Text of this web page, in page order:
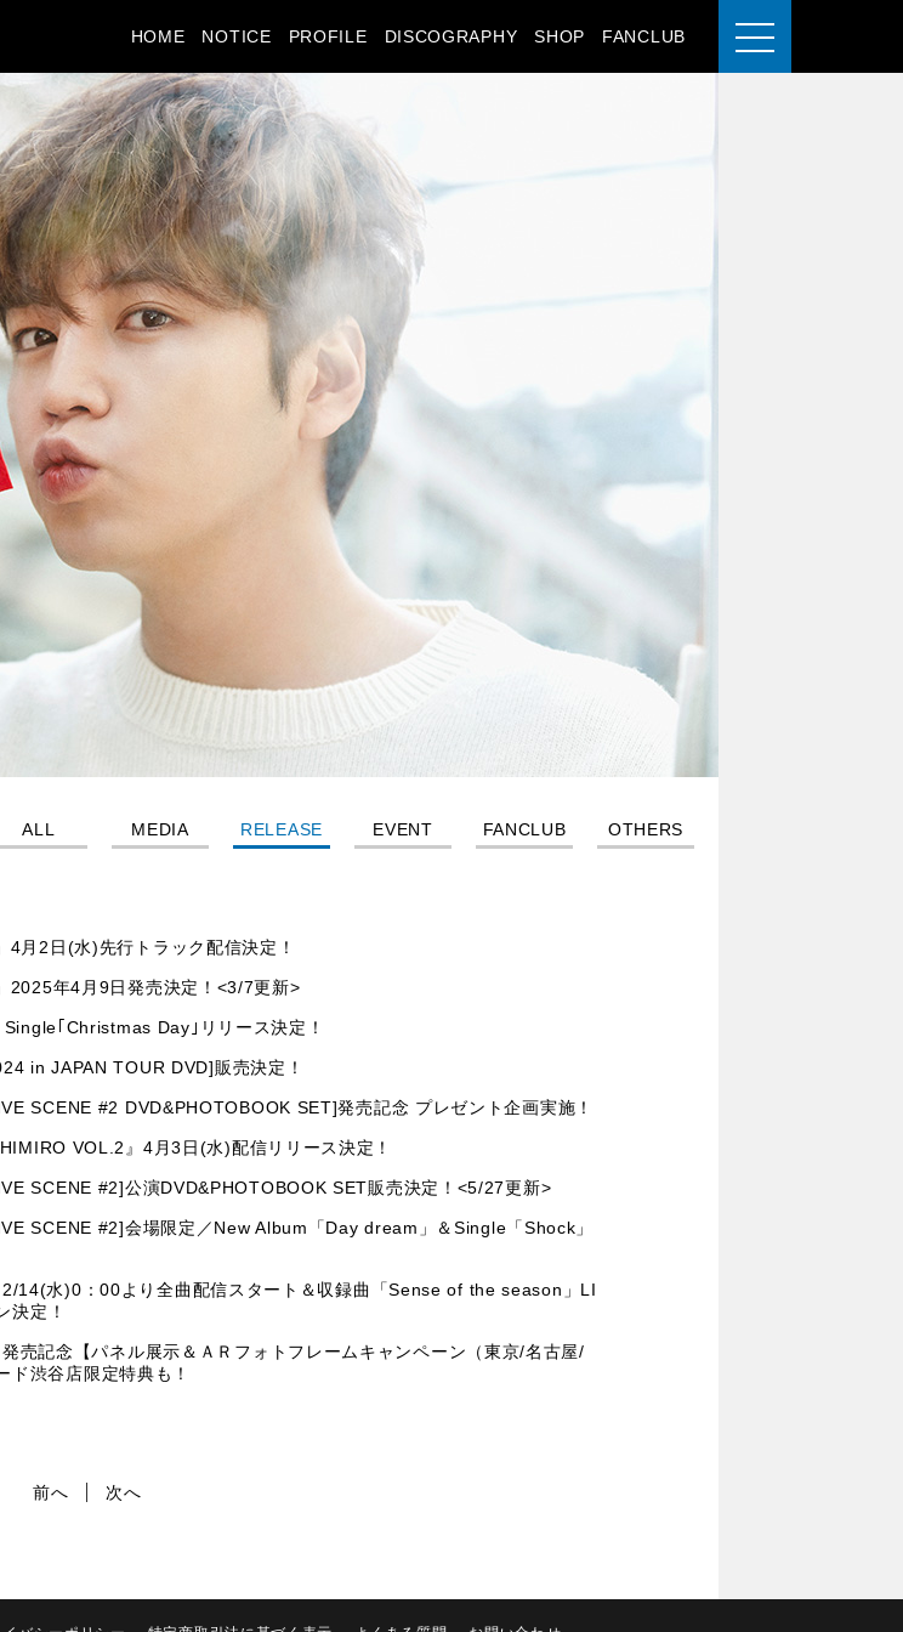
HOME NOTICE PROFILE DISCOGRAPHY SHOP FANCLUB
ALL MEDIA RELEASE EVENT FANCLUB OTHERS
月2日(水)先行トラック配信決定！
年4月9日発売決定！<3/7更新>
｢Christmas Day｣リリース決定！
in JAPAN TOUR DVD]販売決定！
SCENE #2 DVD&PHOTOBOOK SET]発売記念 プレゼント企画実施！
VOL.2』4月3日(水)配信リリース決定！
SCENE #2]公演DVD&PHOTOBOOK SET販売決定！<5/27更新>
SCENE #2]会場限定／New Album「Day dream」＆Single「Shock」
14(水)0：00より全曲配信スタート＆収録曲「Sense of the season」LI
決定！
売記念【パネル展示＆ＡＲフォトフレームキャンペーン（東京/名古屋/
ド渋谷店限定特典も！
前へ 次へ